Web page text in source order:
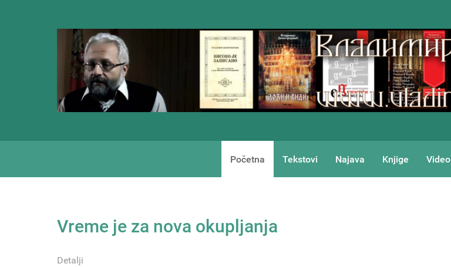
Početna Tekstovi Najava Knjige Video
Vreme je za nova okupljanja
Detalji